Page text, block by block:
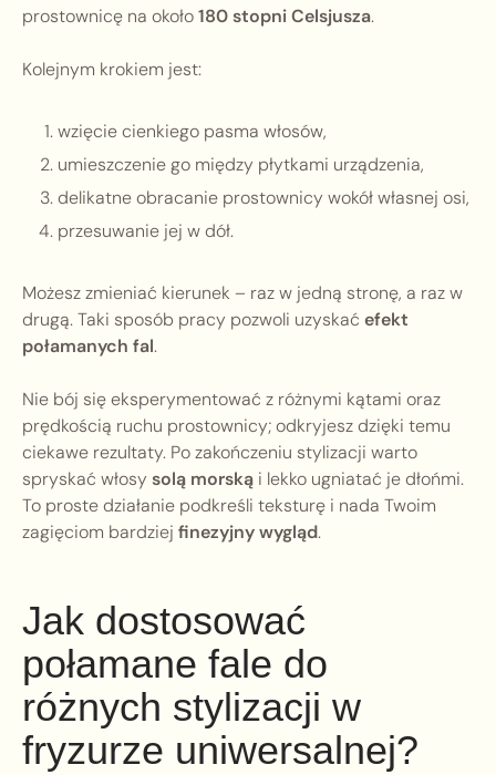
prostownicę na około180 stopni Celsjusza.
Kolejnym krokiem jest:
wzięcie cienkiego pasma włosów,
umieszczenie go między płytkami urządzenia,
delikatne obracanie prostownicy wokół własnej osi,
przesuwanie jej w dół.
Możesz zmieniać kierunek – raz w jedną stronę, a raz w
drugą. Taki sposób pracy pozwoli uzyskać efekt
połamanych fal.
Nie bój się eksperymentować z różnymi kątami oraz
prędkością ruchu prostownicy; odkryjesz dzięki temu
ciekawe rezultaty. Po zakończeniu stylizacji warto
spryskać włosy solą morską i lekko ugniatać je dłońmi.
To proste działanie podkreśli teksturę i nada Twoim
zagięciom bardziej finezyjny wygląd.
Jak dostosować
połamane fale do
różnych stylizacji w
fryzurze uniwersalnej?